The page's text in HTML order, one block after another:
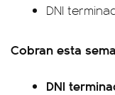
DNI
Cobran esta
DNI